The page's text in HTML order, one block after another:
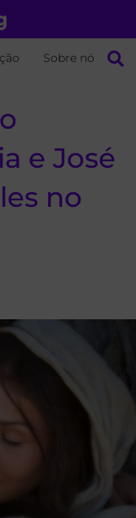
Sobre nós
e José
no